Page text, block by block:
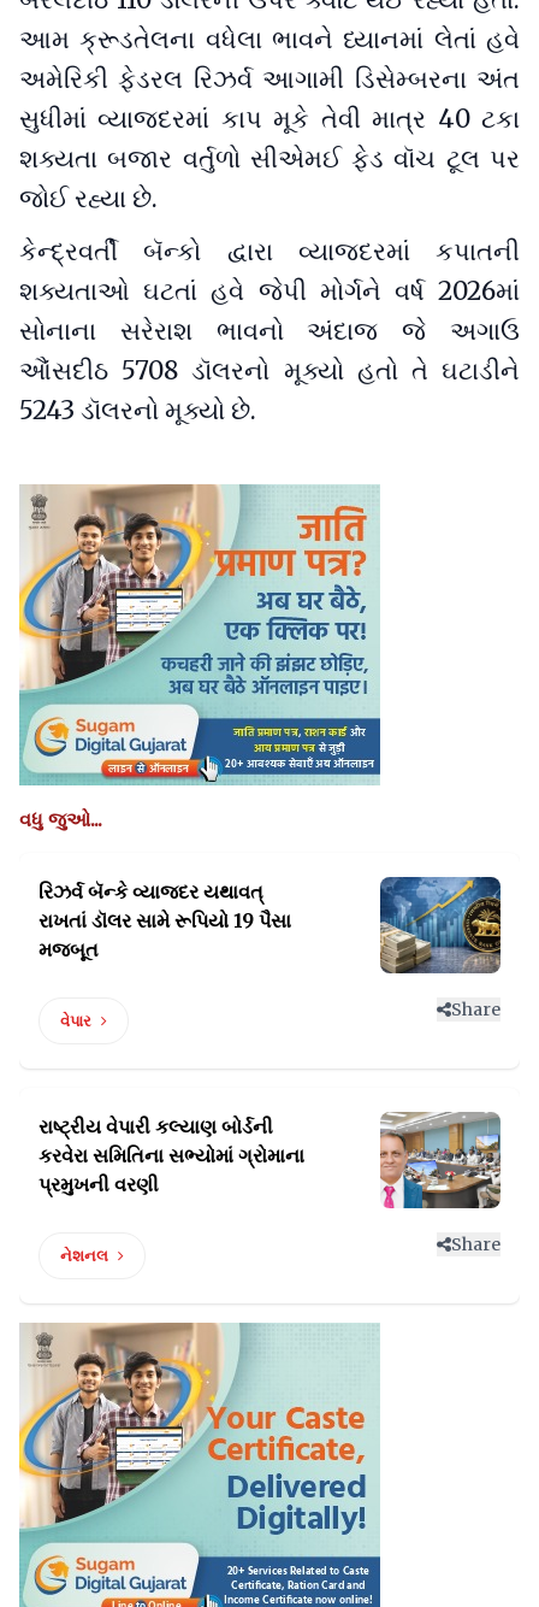
આમ ક્રૂડતેલના વધેલા ભાવને ધ્યાનમાં લેતાં હવે
અમેરિકી ફેડરલ રિઝર્વ આગામી ડિસેમ્બરના અંત
સુધીમાં વ્યાજદરમાં કાપ મૂકે તેવી માત્ર 40 ટકા
શક્યતા બજાર વર્તુળો સીએમઈ ફેડ વૉચ ટૂલ પર
જોઈ રહ્યા છે.
કેન્દ્રવર્તી બૅન્કો દ્વારા વ્યાજદરમાં કપાતની
શક્યતાઓ ઘટતાં હવે જેપી મોર્ગને વર્ષ 2026માં
સોનાના સરેરાશ ભાવનો અંદાજ જે અગાઉ
આૈંસદીઠ 5708 ડૉલરનો મૂક્યો હતો તે ઘટાડીને
5243 ડૉલરનો મૂક્યો છે.
વધુ જુઓ...
રિઝર્વ બૅન્કે વ્યાજદર યથાવત્‌‍
રાખતાં ડૉલર સામે રૂપિયો 19 પૈસા
મજબૂત
વેપાર
Share
રાષ્ટ્રીય વેપારી કલ્યાણ બોર્ડની
કરવેરા સમિતિના સભ્યોમાં ગ્રોમાના
પ્રમુખની વરણી
નેશનલ
Share